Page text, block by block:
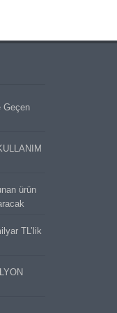
Geçen
ürün
TL’lik